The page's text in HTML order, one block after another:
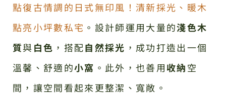
點復古情調的日式無印風！清新採光、暖木
點亮小坪數私宅 。設計師運用大量的淺色木
質與白色 ，搭配自然採光 ，成功打造出一個
溫馨、舒適的小窩 。此外，也善用收納空
間，讓空間看起來更整潔、寬敞。